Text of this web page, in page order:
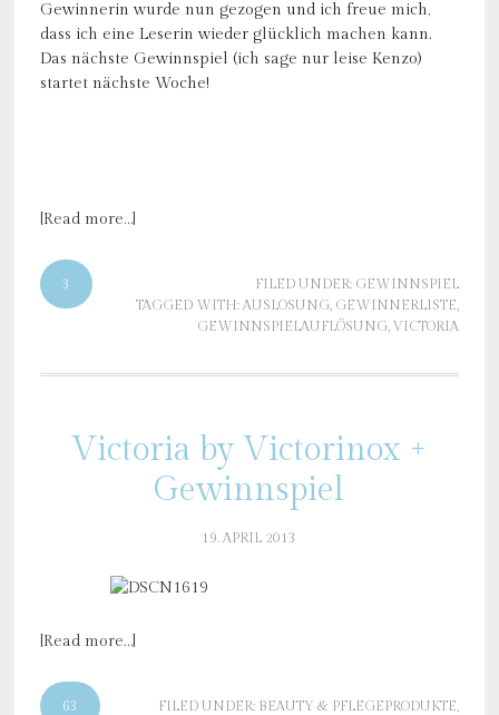
Gewinnerin wurde nun gezogen und ich freue mich,
dass ich eine Leserin wieder glücklich machen kann.
Das nächste Gewinnspiel (ich sage nur leise Kenzo)
startet nächste Woche!
[Read more…]
3 FILED UNDER: GEWINNSPIEL
TAGGED WITH:AUSLOSUNG, GEWINNERLISTE,
GEWINNSPIELAUFLÖSUNG,VICTORIA
Victoria by Victorinox +
Gewinnspiel
19. APRIL 2013
[Read more…]
63 FILED UNDER: BEAUTY & PFLEGEPRODUKTE,